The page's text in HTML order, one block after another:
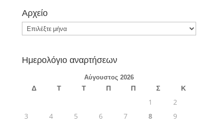
Αρχείο
Αρχείο
Ημερολόγιο αναρτήσεων
Αύγουστος 2026
Δ Τ Τ Π Π Σ
Κ
1
2
3
4 5 6 7 8
9